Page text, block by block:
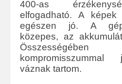
400-as
elfogadható. A képek
egészen jó. A
közepes, az
váznak tartom.